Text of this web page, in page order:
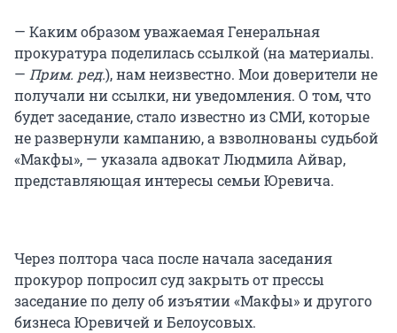
— Каким образом уважаемая Генеральная
прокуратура поделилась ссылкой (на материалы.
— Прим. ред.), нам неизвестно. Мои доверители не
получали ни ссылки, ни уведомления. О том, что
будет заседание, стало известно из СМИ, которые
не развернули кампанию, а взволнованы судьбой
«Макфы», — указала адвокат Людмила Айвар,
представляющая интересы семьи Юревича.
Через полтора часа после начала заседания
прокурор попросил суд закрыть от прессы
заседание по делу об изъятии «Макфы» и другого
бизнеса Юревичей и Белоусовых.